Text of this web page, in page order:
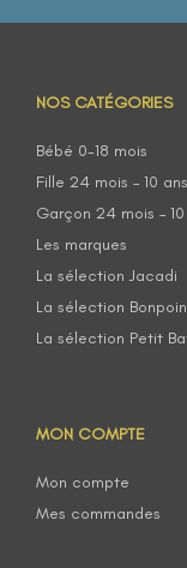
NOS CATÉGORIES
Bébé 0-18 mois
Fille 24 mois – 10 ans
Garçon 24 mois –
Les marques
La sélection Jacadi
La sélection
La sélection Petit
MON COMPTE
Mon compte
Mes commandes